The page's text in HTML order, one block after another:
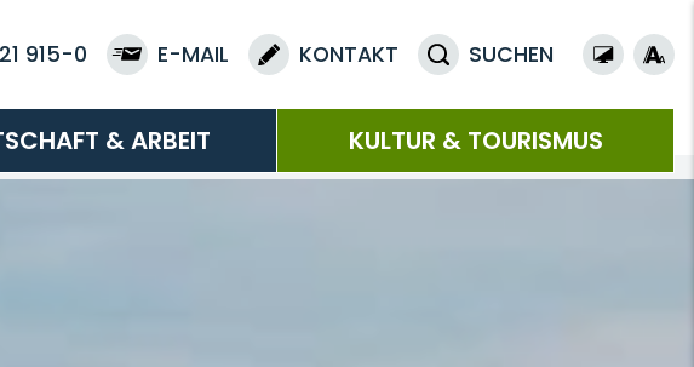
915-0 E-MAIL KONTAKT SUCHEN
& ARBEIT KULTUR & TOURISMUS